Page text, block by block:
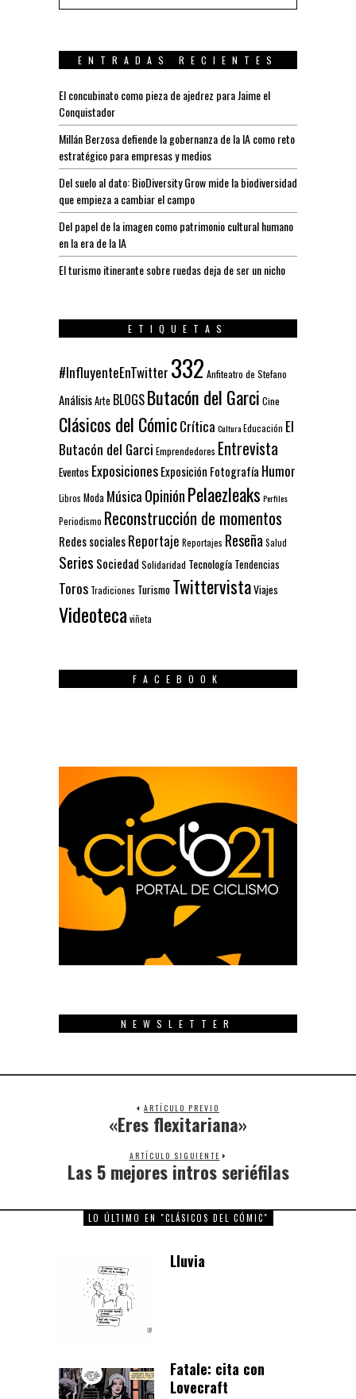
ENTRADAS RECIENTES
El concubinato como pieza de ajedrez para Jaime el
Conquistador
Millán Berzosa defiende la gobernanza de la IA como reto
estratégico para empresas y medios
Del suelo al dato: BioDiversity Grow mide la biodiversidad
que empieza a cambiar el campo
Del papel de la imagen como patrimonio cultural humano
en la era de la IA
El turismo itinerante sobre ruedas deja de ser un nicho
ETIQUETAS
#InfluyenteEnTwitter 332 Anfiteatro de Stefano
AnálisisArte BLOGSButacón del Garci Cine
Clásicos del CómicCrítica CulturaEducación El
Butacón del Garci Emprendedores Entrevista
Eventos ExposicionesExposición Fotografía Humor
Libros Moda Música OpiniónPelaezleaks Perfiles
Periodismo Reconstrucción de momentos
Redes socialesReportaje Reportajes Reseña Salud
Series Sociedad Solidaridad Tecnología Tendencias
Toros Tradiciones Turismo TwittervistaViajes
Videoteca viñeta
FACEBOOK
NEWSLETTER
ARTÍCULO PREVIO
Previous
«Eres flexitariana»
ARTÍCULO SIGUIENTE
Next
Las 5 mejores intros seriéfilas
LO ÚLTIMO EN "CLÁSICOS DEL CÓMIC"
Lluvia
Fatale: cita con
Lovecraft